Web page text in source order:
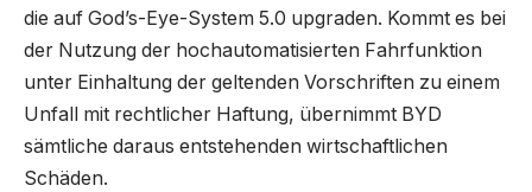
die auf God’s-Eye-System 5.0 upgraden. Kommt es bei
der Nutzung der hochautomatisierten Fahrfunktion
unter Einhaltung der geltenden Vorschriften zu einem
Unfall mit rechtlicher Haftung, übernimmt BYD
sämtliche daraus entstehenden wirtschaftlichen
Schäden.